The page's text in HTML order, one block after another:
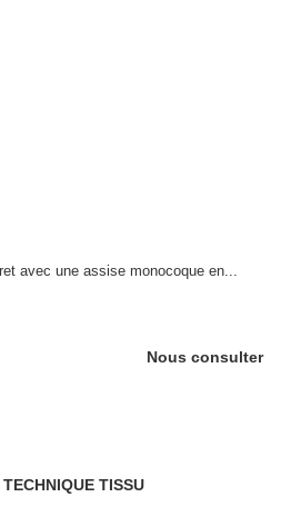
avec une assise monocoque en...
Nous consulter
TISSU